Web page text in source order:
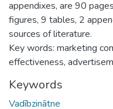
appendixes, are 90
figures, 9 tables, 2
sources of literature.
Key words: marketing
effectiveness,
Keywords
Vadībzinātne